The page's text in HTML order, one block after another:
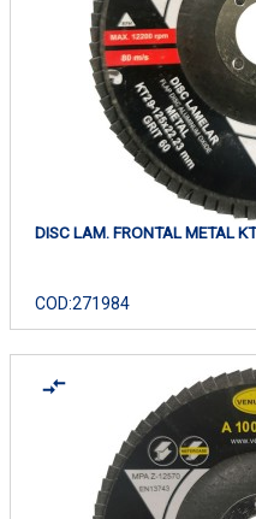
DISC LAM. FRONTAL METAL
COD:271984